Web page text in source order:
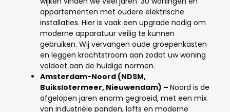
appartementen met oudere elektrische
installaties. Hier is vaak een upgrade nodig om
moderne apparatuur veilig te kunnen
gebruiken. Wij vervangen oude groepenkasten
en leggen krachtstroom aan zodat uw woning
voldoet aan de huidige normen.
Amsterdam-Noord (NDSM,
Buikslotermeer, Nieuwendam) – Noord is de
afgelopen jaren enorm gegroeid, met een mix
van industriële panden, lofts en moderne